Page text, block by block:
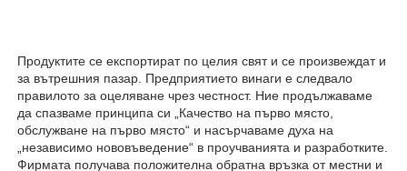
Продуктите се експортират по целия свят и се произвеждат и
за вътрешния пазар. Предприятието винаги е следвало
правилото за оцеляване чрез честност. Ние продължаваме
да спазваме принципа си „Качество на първо място,
обслужване на първо място“ и насърчаваме духа на
„независимо нововъведение“ в проучванията и разработките.
Фирмата получава положителна обратна връзка от местни и